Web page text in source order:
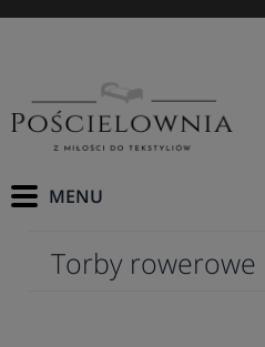
Torby rowerowe